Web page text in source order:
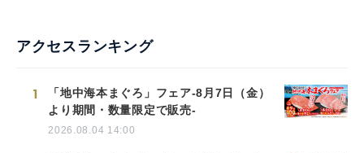
アクセスランキング
1
「地中海本まぐろ」フェア-8月7日（金）
より期間・数量限定で販売-
2026.08.04 14:00